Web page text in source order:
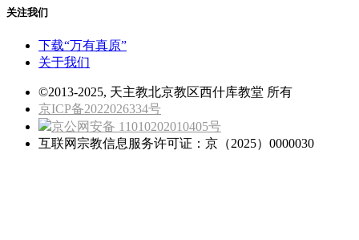
关注我们
下载“万有真原”
关于我们
©2013-2025, 天主教北京教区西什库教堂 所有
京ICP备2022026334号
京公网安备 11010202010405号
互联网宗教信息服务许可证：京（2025）0000030